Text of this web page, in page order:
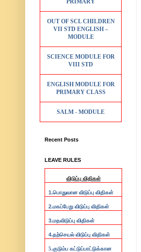
OUT OF SCL CHILDREN
VII STD ENGLISH –
MODULE
SCIENCE MODULE FOR
VIII STD
ENGLISH MODULE FOR
PRIMARY CLASS
SALM - MODULE
Recent Posts
LEAVE RULES
விடுப்பு விதிகள்
1.பொதுவான விடுப்பு விதிகள்
2.மகப்பேறு விடுப்பு விதிகள்
3.மதவிடுப்பு விதிகள்
4.தற்செயல் விடுப்பு விதிகள்
5.குடும்ப கட்டுப்பாட்டுக்கான